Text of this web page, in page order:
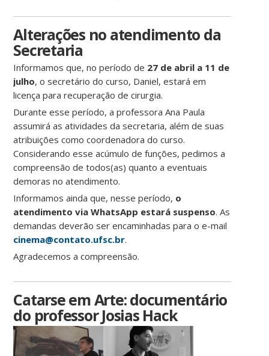
Alterações no atendimento da
Secretaria
Informamos que, no período de 27 de abril a 11 de
julho, o secretário do curso, Daniel, estará em
licença para recuperação de cirurgia.
Durante esse período, a professora Ana Paula
assumirá as atividades da secretaria, além de suas
atribuições como coordenadora do curso.
Considerando esse acúmulo de funções, pedimos a
compreensão de todos(as) quanto a eventuais
demoras no atendimento.
Informamos ainda que, nesse período, o
atendimento via WhatsApp estará suspenso. As
demandas deverão ser encaminhadas para o e-mail
cinema@contato.ufsc.br.
Agradecemos a compreensão.
Catarse em Arte: documentário
do professor Josias Hack